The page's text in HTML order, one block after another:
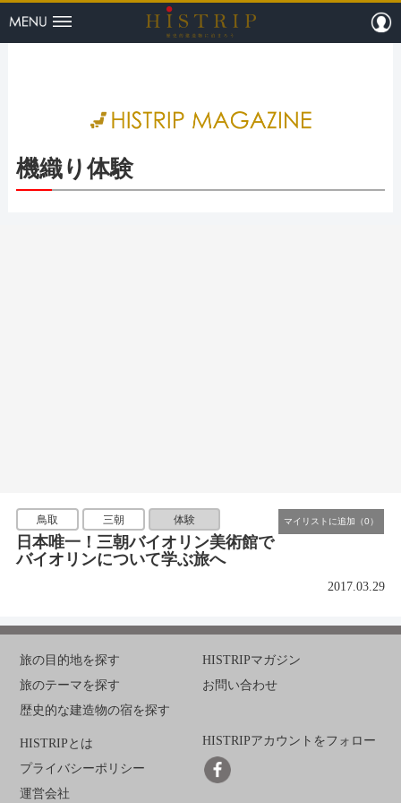
HISTRIP（
機織り体験
鳥取 三朝 体験
日本唯一！三朝バイオリン美術館で
バイオリンについて学ぶ旅へ
2017.03.29
旅の目的地を探す
旅のテーマを探す
歴史的な建造物の宿を探す
HISTRIPマガジン
お問い合わせ
HISTRIPとは
プライバシーポリシー
運営会社
HISTRIPアカウントをフォロー